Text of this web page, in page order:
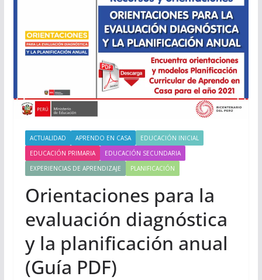
ACTUALIDAD APRENDO EN CASA
EDUCACIÓN INICIAL
EDUCACIÓN PRIMARIA
EDUCACIÓN SECUNDARIA
EXPERIENCIAS DE APRENDIZAJE
PLANIFICACIÓN
Orientaciones para la
evaluación diagnóstica
y la planificación anual
(Guía PDF)